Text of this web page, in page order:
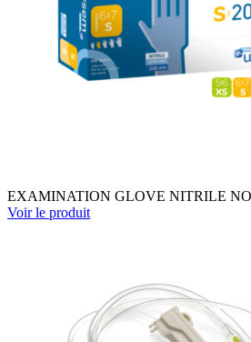
EXAMINATION GLOVE NITRILE
Voir le produit